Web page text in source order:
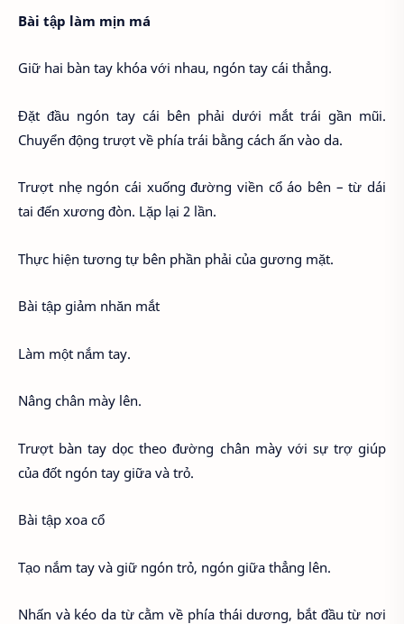
Bài tập làm mịn má
Giữ hai bàn tay khóa với nhau, ngón tay cái thẳng.
Đặt đầu ngón tay cái bên phải dưới mắt trái gần mũi.
Chuyển động trượt về phía trái bằng cách ấn vào da.
Trượt nhẹ ngón cái xuống đường viền cổ áo bên – từ dái
tai đến xương đòn. Lặp lại 2 lần.
Thực hiện tương tự bên phần phải của gương mặt.
Bài tập giảm nhăn mắt
Làm một nắm tay.
Nâng chân mày lên.
Trượt bàn tay dọc theo đường chân mày với sự trợ giúp
của đốt ngón tay giữa và trỏ.
Bài tập xoa cổ
Tạo nắm tay và giữ ngón trỏ, ngón giữa thẳng lên.
Nhấn và kéo da từ cằm về phía thái dương, bắt đầu từ nơi